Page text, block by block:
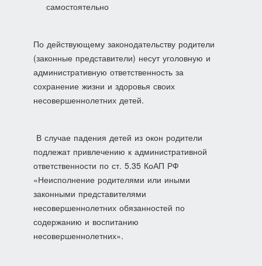
самостоятельно
По действующему законодательству родители
(законные представители) несут уголовную и
административную ответственность за
сохранение жизни и здоровья своих
несовершеннолетних детей.
В случае падения детей из окон родители
подлежат привлечению к административной
ответственности по ст. 5.35 КоАП РФ
«Неисполнение родителями или иными
законными представителями
несовершеннолетних обязанностей по
содержанию и воспитанию
несовершеннолетних».